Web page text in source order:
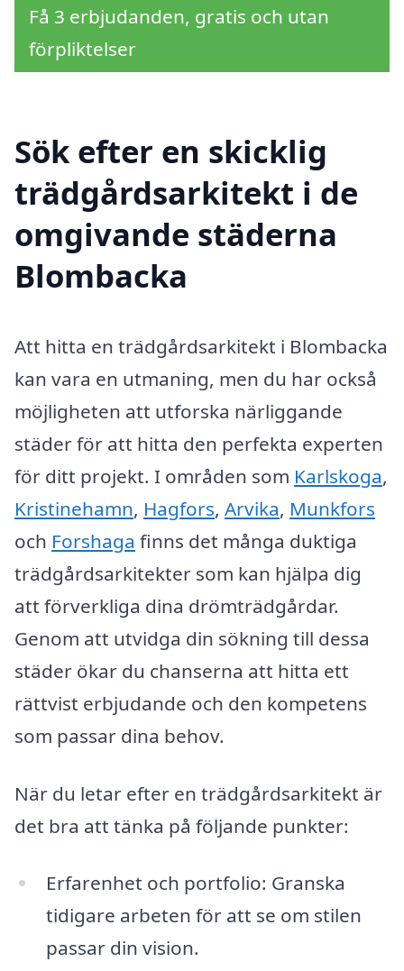
Få 3 erbjudanden, gratis och utan
förpliktelser
Sök efter en skicklig
trädgårdsarkitekt i de
omgivande städerna
Blombacka
Att hitta en trädgårdsarkitekt i Blombacka
kan vara en utmaning, men du har också
möjligheten att utforska närliggande
städer för att hitta den perfekta experten
för ditt projekt. I områden som Karlskoga,
Kristinehamn, Hagfors, Arvika, Munkfors
och Forshaga finns det många duktiga
trädgårdsarkitekter som kan hjälpa dig
att förverkliga dina drömträdgårdar.
Genom att utvidga din sökning till dessa
städer ökar du chanserna att hitta ett
rättvist erbjudande och den kompetens
som passar dina behov.
När du letar efter en trädgårdsarkitekt är
det bra att tänka på följande punkter:
Erfarenhet och portfolio: Granska
tidigare arbeten för att se om stilen
passar din vision.